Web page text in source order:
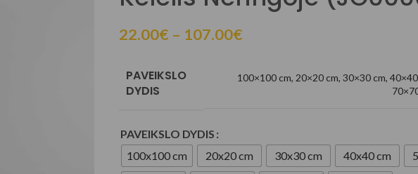
Gyvūnai
22.00€ – 107.00€
PAVEIKSLO
DYDIS
100×100 cm, 20×20 cm, 30×30 cm,
PAVEIKSLO DYDIS
100x100 cm
20x20 cm 30x30 cm 40x40 cm